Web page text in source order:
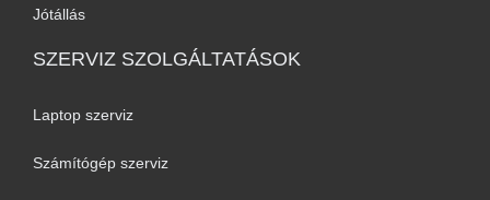
Jótállás
SZERVIZ SZOLGÁLTATÁSOK
Laptop szerviz
Számítógép szerviz